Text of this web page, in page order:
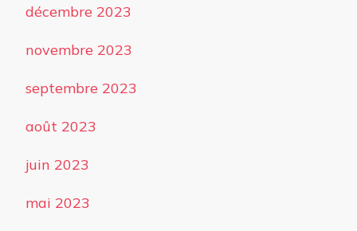
décembre 2023
novembre 2023
septembre 2023
août 2023
juin 2023
mai 2023